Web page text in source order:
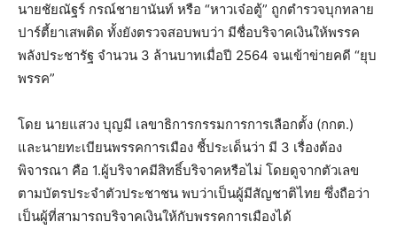
นายชัยณัฐร์ กรณ์ชายานันท์ หรือ “หาวเจ๋อตู้” ถูกตำรวจบุกทลาย
ปาร์ตี้ยาเสพติด ทั้งยังตรวจสอบพบว่า มีชื่อบริจาคเงินให้พรรค
พลังประชารัฐ จำนวน 3 ล้านบาทเมื่อปี 2564 จนเข้าข่ายคดี “ยุบ
พรรค”
โดย นายแสวง บุญมี เลขาธิการกรรมการการเลือกตั้ง (กกต.)
และนายทะเบียนพรรคการเมือง ชี้ประเด็นว่า มี 3 เรื่องต้อง
พิจารณา คือ 1.ผู้บริจาคมีสิทธิ์บริจาคหรือไม่ โดยดูจากตัวเลข
ตามบัตรประจำตัวประชาชน พบว่าเป็นผู้มีสัญชาติไทย ซึ่งถือว่า
เป็นผู้ที่สามารถบริจาคเงินให้กับพรรคการเมืองได้